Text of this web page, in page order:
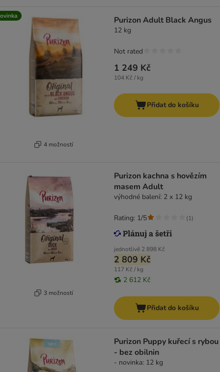
4 možností
Purizon Adult Black Angus
12 kg
1 249 Kč
104 Kč / kg
Not rated
Přidat do košíku
3 možností
Purizon kachna s hovězím
masem Adult
výhodné balení: 2 x 12 kg
jednotlivě 2 898 Kč
2 809 Kč
117 Kč / kg
2 612 Kč
Rating: 1/5 (1)
Přidat do košíku
Purizon Puppy kuřecí s rybou
- bez obilnin
- novinka: 12 kg